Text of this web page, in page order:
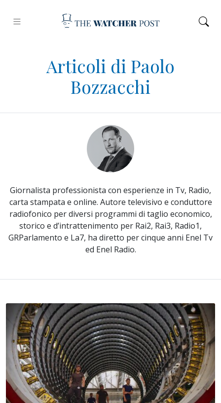
Articoli di Paolo
Bozzacchi
Giornalista professionista con esperienze in Tv, Radio,
carta stampata e online. Autore televisivo e conduttore
radiofonico per diversi programmi di taglio economico,
storico e d’intrattenimento per Rai2, Rai3, Radio1,
GRParlamento e La7, ha diretto per cinque anni Enel Tv
ed Enel Radio.